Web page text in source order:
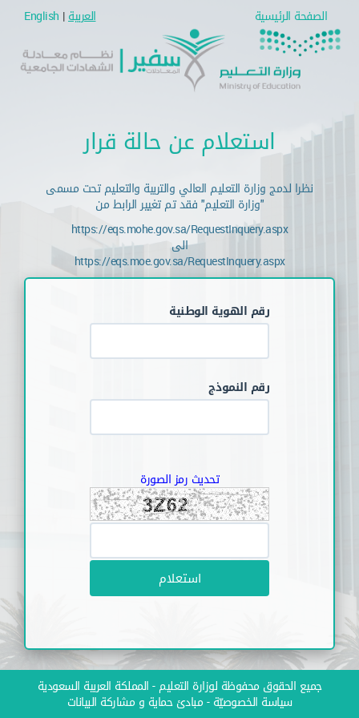
English | العربية الصفحة الرئيسية
استعلام عن حالة قرار
نظرا لدمج وزارة التعليم العالي والتربية والتعليم تحت مسمى
"وزارة التعليم" فقد تم تغيير الرابط من
https://eqs.mohe.gov.sa/RequestInquery.aspx
الى
https://eqs.moe.gov.sa/RequestInquery.aspx
رقم الهوية الوطنية
رقم النموذج
تحديث رمز الصورة
استعلام
جميع الحقوق محفوظة لوزارة التعليم - المملكة العربية السعودية
سياسة الخصوصيّة - مبادئ حماية و مشاركة البيانات